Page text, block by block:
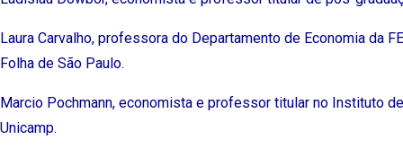
Laura Carvalho, professora do Departamento de Economia da
Folha de São Paulo.
Marcio Pochmann, economista e professor titular no Instituto
Unicamp.